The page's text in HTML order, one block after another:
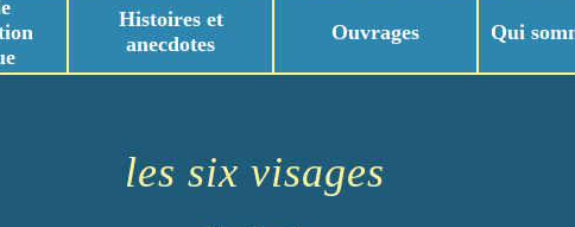
Histoires et
anecdotes
Ouvrages Qui
les six visages